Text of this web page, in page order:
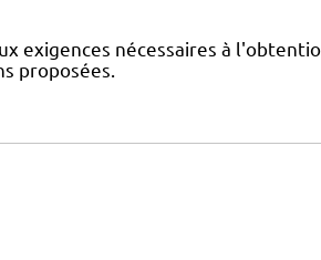
exigences nécessaires à
proposées.